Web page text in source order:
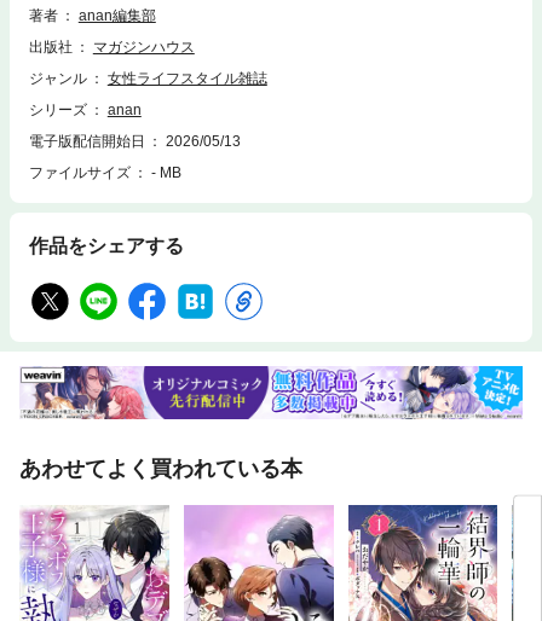
は裏表紙も異なります。※電子版では、紙の雑誌と内容が一部異なる場合
雑誌はカラーページを含みます。お使いの端末によっては、一部読みづら
い場合がございます。佐野晶哉（Aぇ! group） 未来への響き。土台を整え
化で美脚が蘇る。美しいヒップラインへの近道!“土台筋”を目覚めさせてお
尻再構築。足の不調のカギは、小指にあった!?寝指が目覚める、ほぐしス
トレッチ。足裏・骨盤・股関節。3点整備で変身、関節ゆるしめメソッ
ド。アニメ『超かぐや姫！』運命に委ね、運命の先へ。IS：SUE 異彩な完
楽しく踊って、美脚になれる“ダンエク”に注目!つま先からお尻までおまか
OTO JOURNEY! 橋本将生 猪俣周杜 篠塚大輝（timelesz） 05 ナチュラル
ポートレート
著者
anan編集部
出版社
マガジンハウス
ジャンル
女性ライフスタイル雑誌
シリーズ
anan
電子版配信開始日
2026/05/13
ファイルサイズ
- MB
作品をシェアする
あわせてよく買われている本